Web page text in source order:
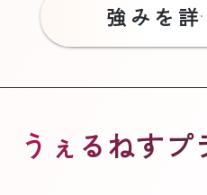
強みを詳
うぇるねす